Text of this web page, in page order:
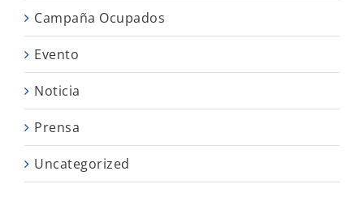
Campaña Ocupados
Evento
Noticia
Prensa
Uncategorized